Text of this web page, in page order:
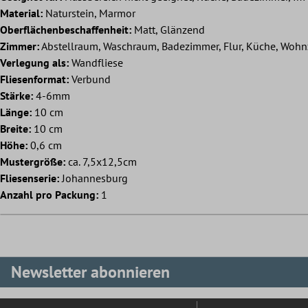
Material: Naturstein, Marmor
Oberflächenbeschaffenheit: Matt, Glänzend
Zimmer:Abstellraum, Waschraum, Badezimmer, Flur, Küche,
Verlegung als: Wandfliese
Fliesenformat: Verbund
Stärke: 4-6mm
Länge: 10 cm
Breite: 10 cm
Höhe: 0,6 cm
Mustergröße: ca. 7,5x12,5cm
Fliesenserie:Johannesburg
Anzahl pro Packung: 1
Newsletter abonnieren